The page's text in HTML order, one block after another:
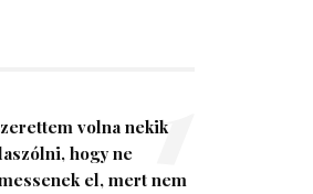
volna nekik
hogy ne
el, mert nem
1